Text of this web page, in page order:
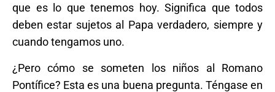
que es lo que tenemos hoy. Significa que todos
deben estar sujetos al Papa verdadero, siempre y
cuando tengamos uno.
¿Pero cómo se someten los niños al Romano
Pontífice? Esta es una buena pregunta. Téngase en